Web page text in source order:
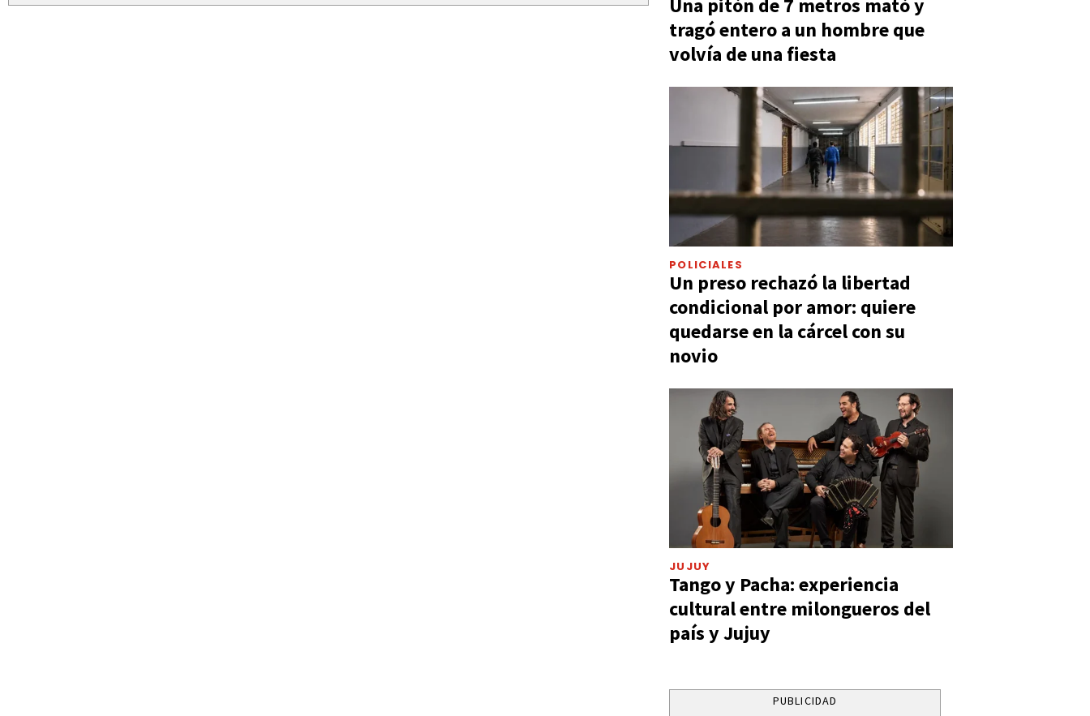
Una pitón de 7 metros mató y
tragó entero a un hombre que
volvía de una fiesta
POLICIALES
Un preso rechazó la libertad
condicional por amor: quiere
quedarse en la cárcel con su
novio
JUJUY
Tango y Pacha: experiencia
cultural entre milongueros del
país y Jujuy
PUBLICIDAD